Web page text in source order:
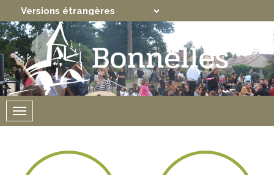
Powered by Translate
Menu